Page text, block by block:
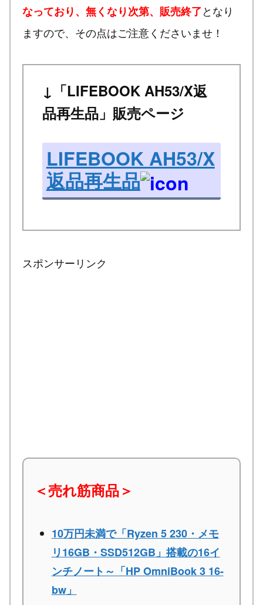
なっており、無くなり次第、販売終了となり
ますので、その点はご注意くださいませ！
↓「LIFEBOOK AH53/X返
品再生品」販売ページ
LIFEBOOK AH53/X
返品再生品
スポンサーリンク
＜売れ筋商品＞
10万円未満で「Ryzen 5 230・メモ
リ16GB・SSD512GB」搭載の16イ
ンチノート～「HP OmniBook 3 16-
bw」